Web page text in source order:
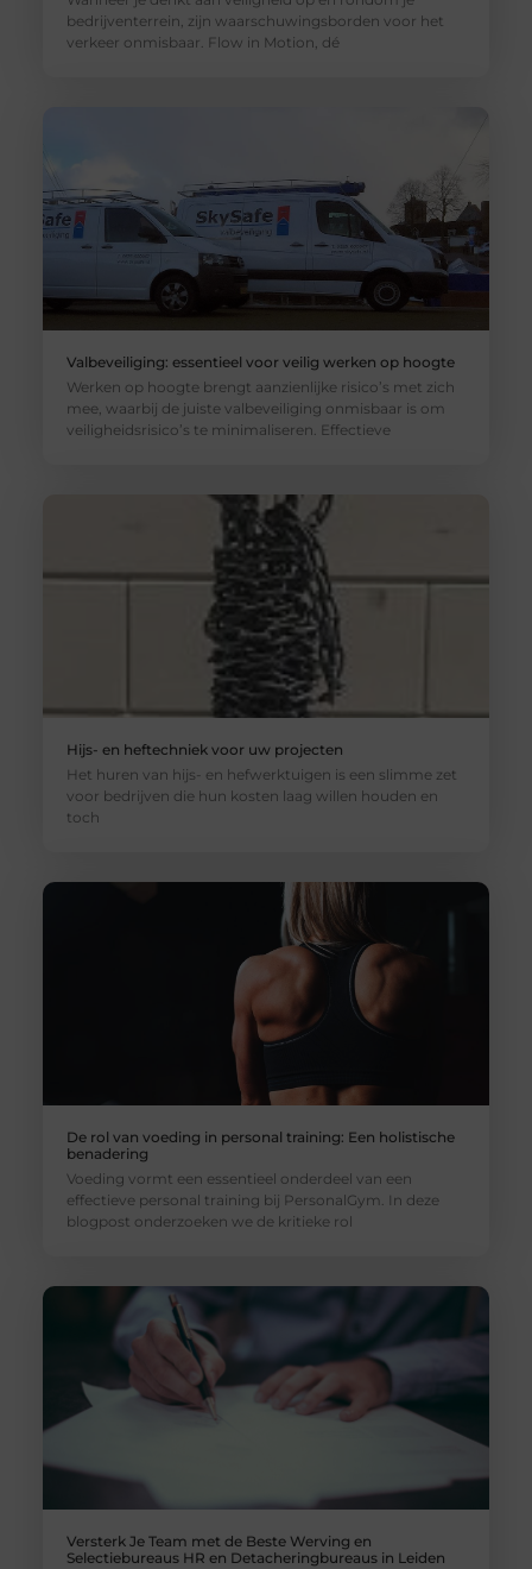
bedrijventerrein, zijn waarschuwingsborden voor het
verkeer onmisbaar. Flow in Motion, dé
Valbeveiliging: essentieel voor veilig werken op hoogte
Werken op hoogte brengt aanzienlijke risico’s met zich
mee, waarbij de juiste valbeveiliging onmisbaar is om
veiligheidsrisico’s te minimaliseren. Effectieve
Hijs- en heftechniek voor uw projecten
Het huren van hijs- en hefwerktuigen is een slimme zet
voor bedrijven die hun kosten laag willen houden en
toch
De rol van voeding in personal training: Een holistische
benadering
Voeding vormt een essentieel onderdeel van een
effectieve personal training bij PersonalGym. In deze
blogpost onderzoeken we de kritieke rol
Versterk Je Team met de Beste Werving en
Selectiebureaus HR en Detacheringbureaus in Leiden